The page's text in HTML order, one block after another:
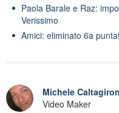
Paola Barale e Raz:
Verissimo
Amici: eliminato 6a
Michele
Video Maker